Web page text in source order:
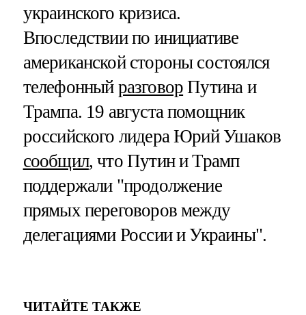
украинского кризиса.
Впоследствии по инициативе
американской стороны состоялся
телефонный разговор Путина и
Трампа. 19 августа помощник
российского лидера Юрий Ушаков
сообщил, что Путин и Трамп
поддержали "продолжение
прямых переговоров между
делегациями России и Украины".
ЧИТАЙТЕ ТАКЖЕ